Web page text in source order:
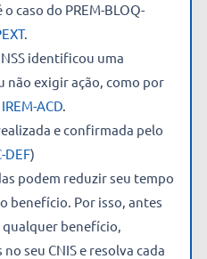
caso do PREM-BLOQ-
.
identificou uma
não exigir ação, como por
IREM-ACD.
e confirmada pelo
DEF)
podem reduzir seu tempo
benefício. Por isso, antes
benefício,
seu CNIS e resolva cada